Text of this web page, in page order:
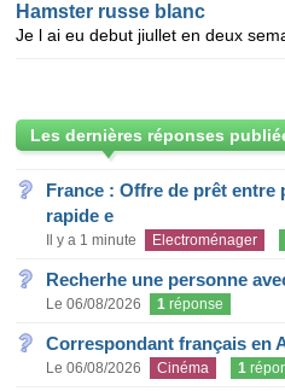
Hamster russe blanc
Les dernières réponses
France : Offre de prêt entre
rapide e
Il y a 1 minute Electroménager
Recherhe une personne
Le 06/08/2026 1 réponse
Correspondant français en
Le 06/08/2026 Cinéma 1